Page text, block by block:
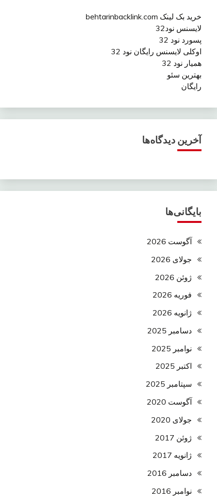
خرید بک لینک behtarinbacklink.com
لایسنس نود32
پسورد نود 32
اوکلی لایسنس رایگان نود 32
همیار نود 32
بهترین سئو
رایگان
آخرین دیدگاه‌ها
بایگانی‌ها
آگوست 2026
جولای 2026
ژوئن 2026
فوریه 2026
ژانویه 2026
دسامبر 2025
نوامبر 2025
اکتبر 2025
سپتامبر 2025
آگوست 2020
جولای 2020
ژوئن 2017
ژانویه 2017
دسامبر 2016
نوامبر 2016